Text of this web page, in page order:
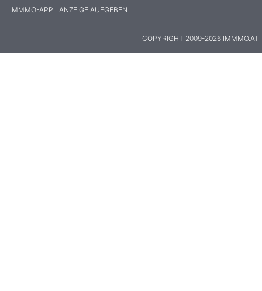
IMMMO-APP
ANZEIGE AUFGEBEN
COPYRIGHT 2009-2026 IMMMO.AT